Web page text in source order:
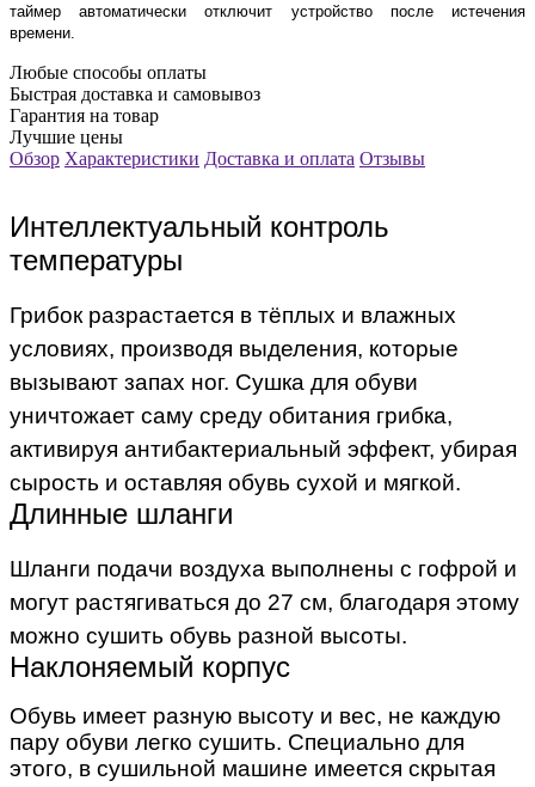
таймер автоматически отключит устройство после истечения
времени.
Любые способы оплаты
Быстрая доставка и самовывоз
Гарантия на товар
Лучшие цены
Обзор Характеристики Доставка и оплата Отзывы
Интеллектуальный контроль
температуры
Грибок разрастается в тёплых и влажных
условиях, производя выделения, которые
вызывают запах ног. Сушка для обуви
уничтожает саму среду обитания грибка,
активируя антибактериальный эффект, убирая
сырость и оставляя обувь сухой и мягкой.
Длинные шланги
Шланги подачи воздуха выполнены с гофрой и
могут растягиваться до 27 см, благодаря этому
можно сушить обувь разной высоты.
Наклоняемый корпус
Обувь имеет разную высоту и вес, не каждую
пару обуви легко сушить. Специально для
этого, в сушильной машине имеется скрытая